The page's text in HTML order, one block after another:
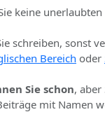
keine
schreiben, sonst
Bereich oder
Sie schon,
mit Namen